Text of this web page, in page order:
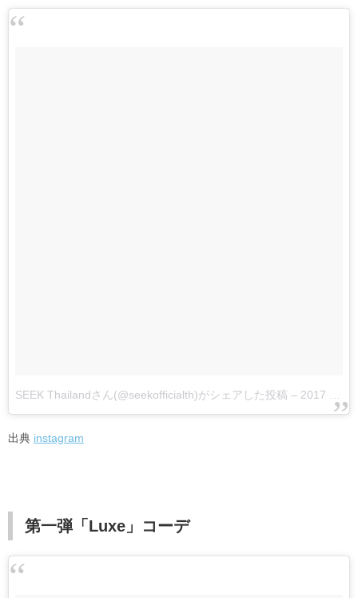
SEEK Thailandさん(@seekofficialth)がシェアした投稿 – 2017 2月 3 3:59午前 PST
出典 instagram
第一弾「Luxe」コーデ